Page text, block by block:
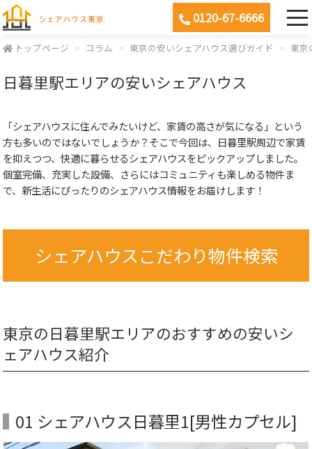
0120-67-6666
トップページ コラム 東京の安いシェアハウス選びガイド 東京
日暮里駅エリアの安いシェアハウス
「シェアハウスに住んでみたいけど、家賃の高さが気になる」という
方も多いのではないでしょうか？そこで今回は、日暮里駅周辺で家賃
を抑えつつ、快適に暮らせるシェアハウスをピックアップしました。
個室完備、充実した設備、さらにはコミュニティも楽しめる物件ま
で、新生活にぴったりのシェアハウス情報をお届けします！
シェアハウスこだわり物件検索
東京の日暮里駅エリアのおすすめの安いシ
ェアハウス紹介
01 シェアハウス日暮里1[男性カプセル]